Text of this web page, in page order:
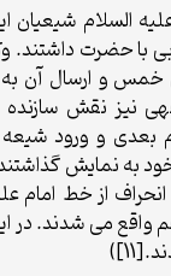
شیعیان
داشتند.
ارسال آن به
نقش سازنده ای
و ورود شیعه
نمایش گذاشتند.
از خط امام علیه
می شدند. در این